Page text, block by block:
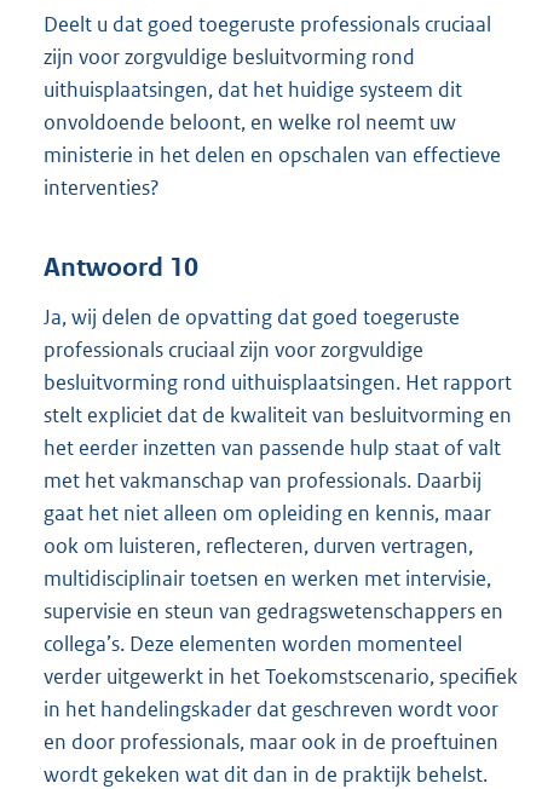
Deelt u dat goed toegeruste professionals cruciaal
zijn voor zorgvuldige besluitvorming rond
uithuisplaatsingen, dat het huidige systeem dit
onvoldoende beloont, en welke rol neemt uw
ministerie in het delen en opschalen van effectieve
interventies?
Antwoord 10
Ja, wij delen de opvatting dat goed toegeruste
professionals cruciaal zijn voor zorgvuldige
besluitvorming rond uithuisplaatsingen. Het rapport
stelt expliciet dat de kwaliteit van besluitvorming en
het eerder inzetten van passende hulp staat of valt
met het vakmanschap van professionals. Daarbij
gaat het niet alleen om opleiding en kennis, maar
ook om luisteren, reflecteren, durven vertragen,
multidisciplinair toetsen en werken met intervisie,
supervisie en steun van gedragswetenschappers en
collega’s. Deze elementen worden momenteel
verder uitgewerkt in het Toekomstscenario, specifiek
in het handelingskader dat geschreven wordt voor
en door professionals, maar ook in de proeftuinen
wordt gekeken wat dit dan in de praktijk behelst.